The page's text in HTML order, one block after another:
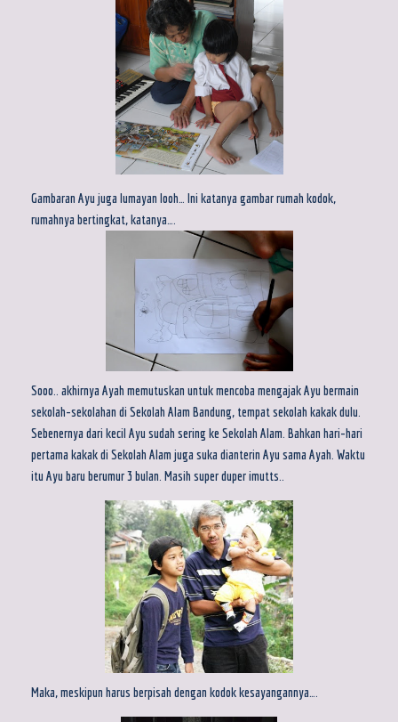
Gambaran Ayu juga lumayan looh… Ini katanya gambar rumah kodok,
rumahnya bertingkat, katanya….
Sooo.. akhirnya Ayah memutuskan untuk mencoba mengajak Ayu bermain
sekolah-sekolahan di Sekolah Alam Bandung, tempat sekolah kakak dulu.
Sebenernya dari kecil Ayu sudah sering ke Sekolah Alam. Bahkan hari-hari
pertama kakak di Sekolah Alam juga suka dianterin Ayu sama Ayah. Waktu
itu Ayu baru berumur 3 bulan. Masih super duper imutts..
Maka, meskipun harus berpisah dengan kodok kesayangannya….